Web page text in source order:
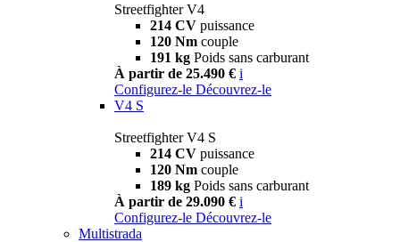
Streetfighter V4
214 CV puissance
120 Nm couple
191 kg Poids sans carburant
À partir de 25.490 € i
Configurez-le Découvrez-le
V4 S
Streetfighter V4 S
214 CV puissance
120 Nm couple
189 kg Poids sans carburant
À partir de 29.090 € i
Configurez-le Découvrez-le
Multistrada